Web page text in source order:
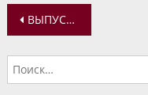
Навигация
по
записям
ВЫПУСКНИКАМ ГИМНАЗИИ ВРУЧИЛИ ПОЧЕТНЫЙ ЗНАК ГУБЕРНАТОРА «ЗА ОСОБЫЕ УСПЕХИ В УЧЕНИИ»